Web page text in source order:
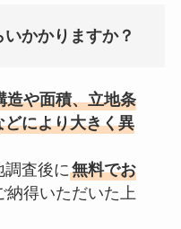
かかりますか？
造や面積、立地条
により大きく異
調査後に無料でお
納得いただいた上